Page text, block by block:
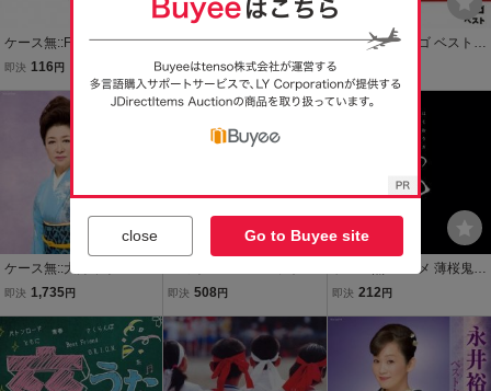
ケース無::Featuring コラ
ボベスト 通常盤 2CD レ
ンタル落ち 中古 CD
即決 116 円
ケース無::ベストアルバム
2CD レンタル落ち 中古 C
D 【ご奉仕価格】
即決 2,422円
ケース無::タンゴ ベスト 2
CD レンタル落ち 中古 CD
【ご奉仕価格】
即決
ケース無::大月みやこ ベス
トセレクション2016 :2C
【ご奉仕価格】
即決 1,735円
送料無料
ベスト レンタル落ち 中古
即決 508円
もうすぐ終了
ケース無::アニメ 薄桜鬼
薄桜鬼 碧血録 ボーカルベ
ル落ち 中古 CD
即決 212 円
close Go to Buyee site